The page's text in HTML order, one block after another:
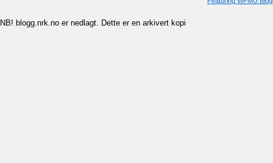
NB! blogg.nrk.no er nedlagt. Dette er en arkivert kopi